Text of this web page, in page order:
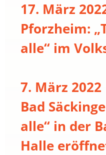
17. März
Pforzheim:
alle“ im
7. März 2022
Bad
alle“ in der
Halle